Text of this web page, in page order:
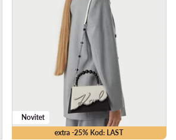
extra -25% Kod: LAST
Novitet